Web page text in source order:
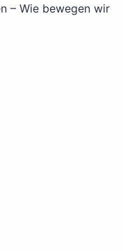
– Wie bewegen wir